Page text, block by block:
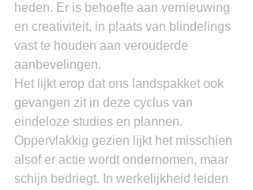
heden. Er is behoefte aan vernieuwing
en creativiteit, in plaats van blindelings
vast te houden aan verouderde
aanbevelingen.
Het lijkt erop dat ons landspakket ook
gevangen zit in deze cyclus van
eindeloze studies en plannen.
Oppervlakkig gezien lijkt het misschien
alsof er actie wordt ondernomen, maar
schijn bedriegt. In werkelijkheid leiden